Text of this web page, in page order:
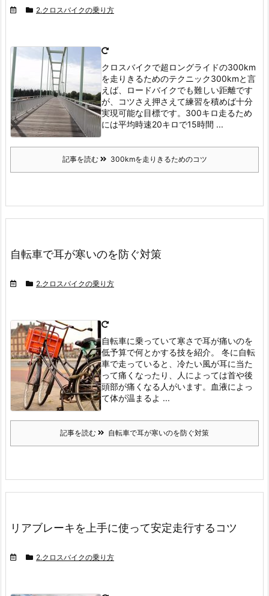
2.クロスバイクの乗り方
クロスバイクで超ロングライドの300km
を走りきるためのテクニック300kmと言
えば、ロードバイクでも難しい距離です
が、コツさえ押さえて練習を積めば十分
実現可能な目標です。 300キロ走るため
には平均時速20キロで15時間 ...
記事を読む 300kmを走りきるためのコツ
自転車で耳が寒いのを防ぐ対策
2.クロスバイクの乗り方
自転車に乗っていて寒さで耳が痛いのを
低予算で何とかする技を紹介。
冬に自転
車で走っていると、冷たい風が耳に当た
って痛くなったり、人によっては首や後
頭部が痛くなる人がいます。
血液によっ
て体が温まるよ ...
記事を読む 自転車で耳が寒いのを防ぐ対策
リアブレーキを上手に使って安定走行するコツ
2.クロスバイクの乗り方